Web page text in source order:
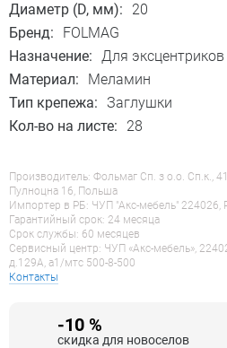
Диаметр (D, мм):
20
Бренд:
FOLMAG
Назначение: Для эксцентриков
Материал:
Меламин
Тип крепежа: Заглушки
Кол-во на листе:
28
Производитель: Фольмаг Сп. з о.о. Сп.к.,
Пулноцна 16, Польша
Импортер в РБ: ЧУП "Акс-мебель" 224026,
Гарантийный срок: 24 месяца
Срок службы: 60 месяцев
Сервисный центр: ЧУП «Акс-мебель»,
д.129А, a1/мтс 500-8-500
Контакты
-10 %
скидка для новоселов